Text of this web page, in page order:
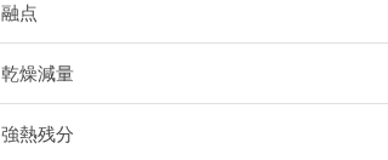
融点
乾燥減量
強熱残分